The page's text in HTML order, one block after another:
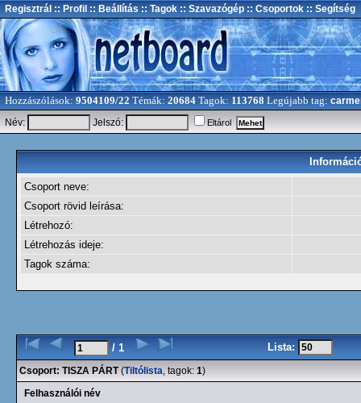
Regisztrál :: Profil :: Beállítás :: Tagok :: Szavazógép :: Csoportok :: Segítség
Hozzászólások: 9504109/22 Témák: 20684 Tagok: 113768 Legújabb tag:
Név:
Jelszó: Eltárol
Csoport neve:
Csoport rövid leírása:
Létrehozó:
Létrehozás ideje:
Tagok száma:
/ 1 Lista:
Csoport: TISZA PÁRT(Tiltólista, tagok: 1)
Felhasználói név